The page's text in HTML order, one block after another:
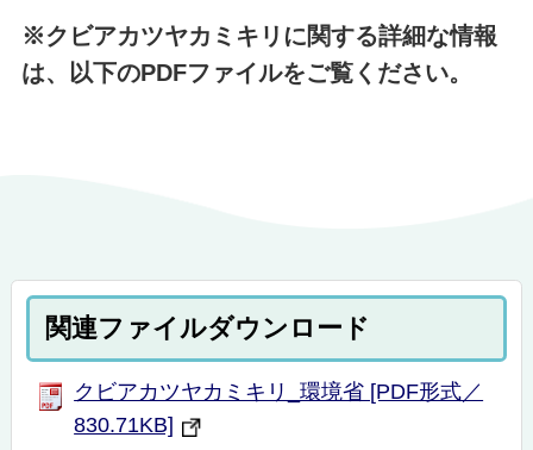
※クビアカツヤカミキリに関する詳細な情報
は、以下のPDFファイルをご覧ください。
関連ファイルダウンロード
クビアカツヤカミキリ_環境省 [PDF形式／
830.71KB]